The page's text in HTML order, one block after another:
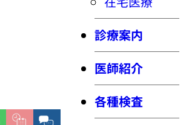
診療案内
医師紹介
各種検査